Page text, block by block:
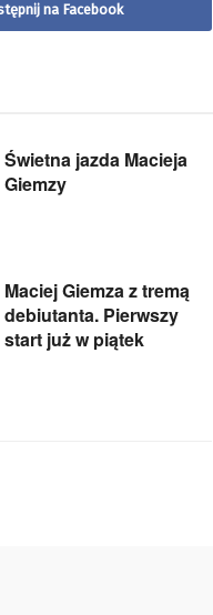
na Facebook
Świetna jazda Macieja
Giemzy
Maciej Giemza z tremą
debiutanta. Pierwszy
start już w piątek